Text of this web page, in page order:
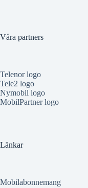
Våra partners
Telenor logo
Tele2 logo
Nymobil logo
MobilPartner logo
Länkar
Mobilabonnemang